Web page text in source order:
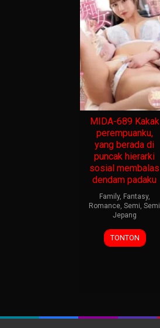
MIDA-689 Kakak
perempuanku,
yang berada di
puncak hierarki
sosial membalas
dendam padaku
Family, Fantasy,
Romance, Semi, Semi
Jepang
TONTON